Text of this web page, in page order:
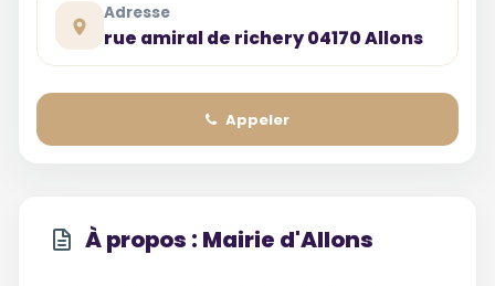
Adresse
rue amiral de richery 04170 Allons
Appeler
À propos : Mairie d'Allons